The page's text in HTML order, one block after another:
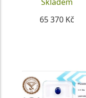
65 370 Kč